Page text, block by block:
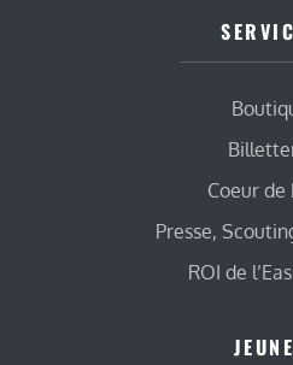
Coeur de
Presse,
ROI de